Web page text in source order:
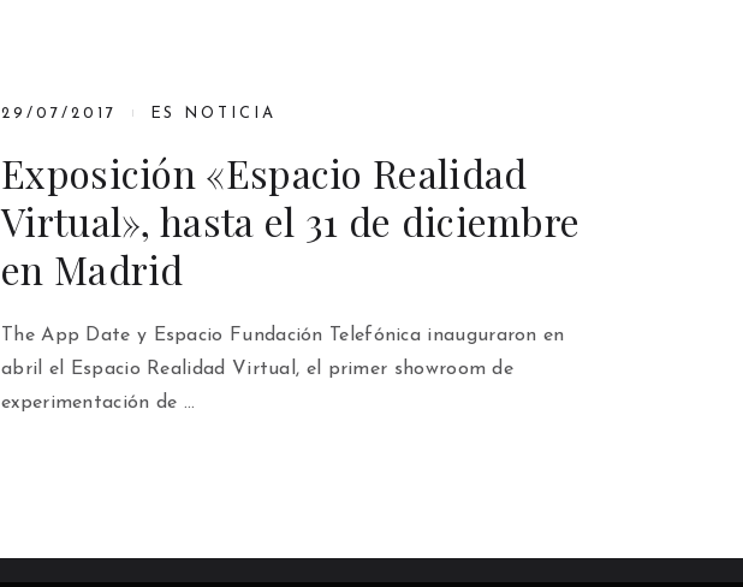
29/07/2017 ES NOTICIA
Exposición «Espacio Realidad
Virtual», hasta el 31 de diciembre
en Madrid
The App Date y Espacio Fundación Telefónica inauguraron en
abril el Espacio Realidad Virtual, el primer showroom de
experimentación de …